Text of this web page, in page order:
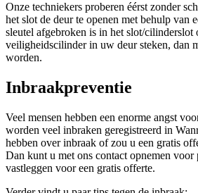
Onze techniekers proberen éérst zonder
het slot de deur te openen met behulp van
sleutel afgebroken is in het slot/cilinderslot
veiligheidscilinder in uw deur steken, dan
worden.
Inbraakpreventie
Veel mensen hebben een enorme angst
worden veel inbraken geregistreerd in
hebben over inbraak of zou u een gratis
Dan kunt u met ons contact opnemen voor
vastleggen voor een gratis offerte.